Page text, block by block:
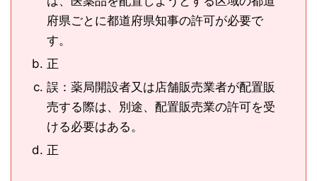
府県ごとに都道府県知事の許可が必要で
す。
正
誤：薬局開設者又は店舗販売業者が配置販
売する際は、別途、配置販売業の許可を受
ける必要はある。
正